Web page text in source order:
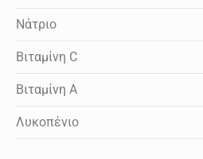
Νάτριο
Βιταμίνη C
Βιταμίνη A
Λυκοπένιο